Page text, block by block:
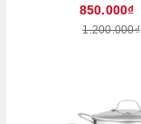
850.000₫
1.200.000₫